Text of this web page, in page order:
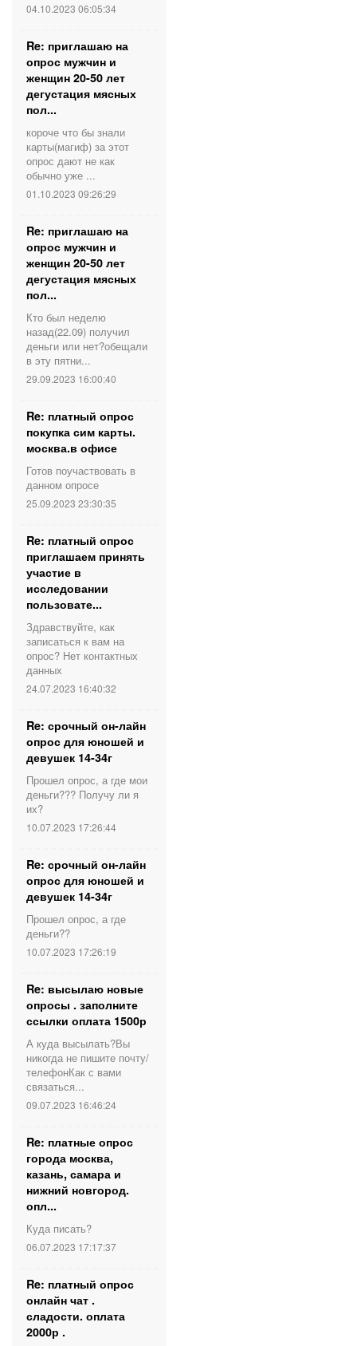
04.10.2023 06:05:34
Re: приглашаю на
опрос мужчин и
женщин 20-50 лет
дегустация мясных
пол...
короче что бы знали
карты(магиф) за этот
опрос дают не как
обычно уже ...
01.10.2023 09:26:29
Re: приглашаю на
опрос мужчин и
женщин 20-50 лет
дегустация мясных
пол...
Кто был неделю
назад(22.09) получил
деньги или нет?обещали
в эту пятни...
29.09.2023 16:00:40
Re: платный опрос
покупка сим карты.
москва.в офисе
Готов поучаствовать в
данном опросе
25.09.2023 23:30:35
Re: платный опрос
приглашаем принять
участие в
исследовании
пользовате...
Здравствуйте, как
записаться к вам на
опрос? Нет контактных
данных
24.07.2023 16:40:32
Re: срочный он-лайн
опрос для юношей и
девушек 14-34г
Прошел опрос, а где мои
деньги??? Получу ли я
их?
10.07.2023 17:26:44
Re: срочный он-лайн
опрос для юношей и
девушек 14-34г
Прошел опрос, а где
деньги??
10.07.2023 17:26:19
Re: высылаю новые
опросы . заполните
ссылки оплата 1500р
А куда высылать?Вы
никогда не пишите почту/
телефонКак с вами
связаться...
09.07.2023 16:46:24
Re: платные опрос
города москва,
казань, самара и
нижний новгород.
опл...
Куда писать?
06.07.2023 17:17:37
Re: платный опрос
онлайн чат .
сладости. оплата
2000р .